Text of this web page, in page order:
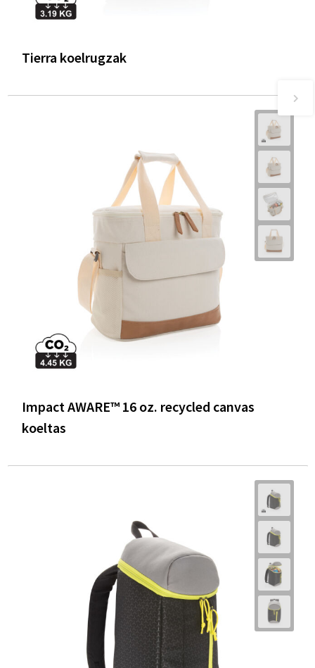
Tierra koelrugzak
Impact AWARE™ 16 oz. recycled canvas
koeltas